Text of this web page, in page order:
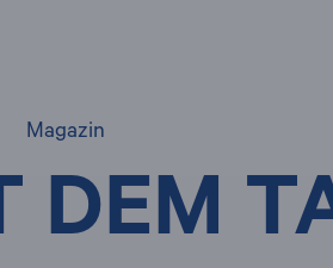
Magazin
DEM